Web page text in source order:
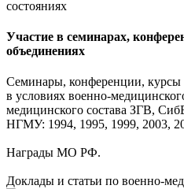
состояниях
Участие в семинарах,
объединениях
Семинары, конференции,
в условиях военно-
медицинского состава ЗГВ,
НГМУ: 1994, 1995, 1999, 2003,
Награды МО РФ.
Доклады и статьи по военно-